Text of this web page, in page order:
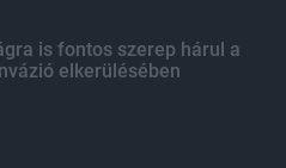
is fontos szerep hárul a
elkerülésében